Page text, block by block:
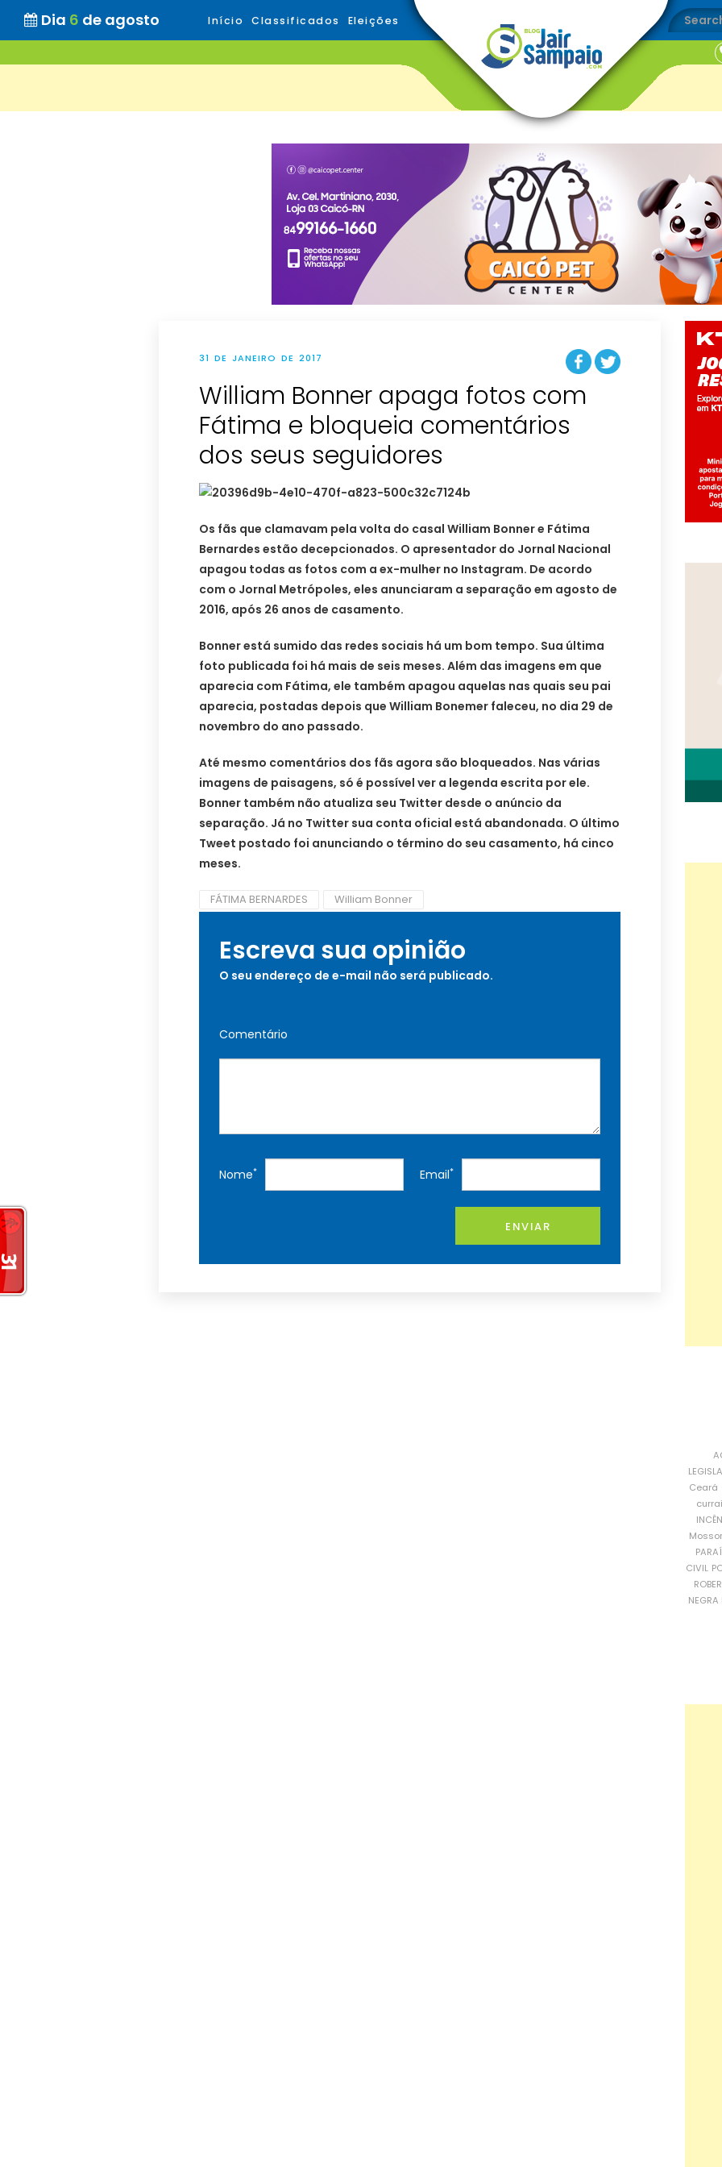
Dia 6 de agosto Início Classificados Eleições
31 DE JANEIRO DE 2017
William Bonner apaga fotos com
Fátima e bloqueia comentários
dos seus seguidores
Os fãs que clamavam pela volta do casal William Bonner e Fátima
Bernardes estão decepcionados. O apresentador do Jornal Nacional
apagou todas as fotos com a ex-mulher no Instagram. De acordo
com o Jornal Metrópoles, eles anunciaram a separação em agosto de
2016, após 26 anos de casamento.
Bonner está sumido das redes sociais há um bom tempo. Sua última
foto publicada foi há mais de seis meses. Além das imagens em que
aparecia com Fátima, ele também apagou aquelas nas quais seu pai
aparecia, postadas depois que William Bonemer faleceu, no dia 29 de
novembro do ano passado.
Até mesmo comentários dos fãs agora são bloqueados. Nas várias
imagens de paisagens, só é possível ver a legenda escrita por ele.
Bonner também não atualiza seu Twitter desde o anúncio da
separação. Já no Twitter sua conta oficial está abandonada. O último
Tweet postado foi anunciando o término do seu casamento, há cinco
meses.
FÁTIMA BERNARDES William Bonner
Escreva sua opinião
O seu endereço de e-mail não será publicado.
Comentário
Nome* Email*
ENVIAR
Ceará
CIVIL
NEGRA